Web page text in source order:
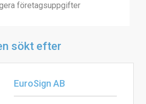
företagsuppgifter
sökt efter
EuroSign AB